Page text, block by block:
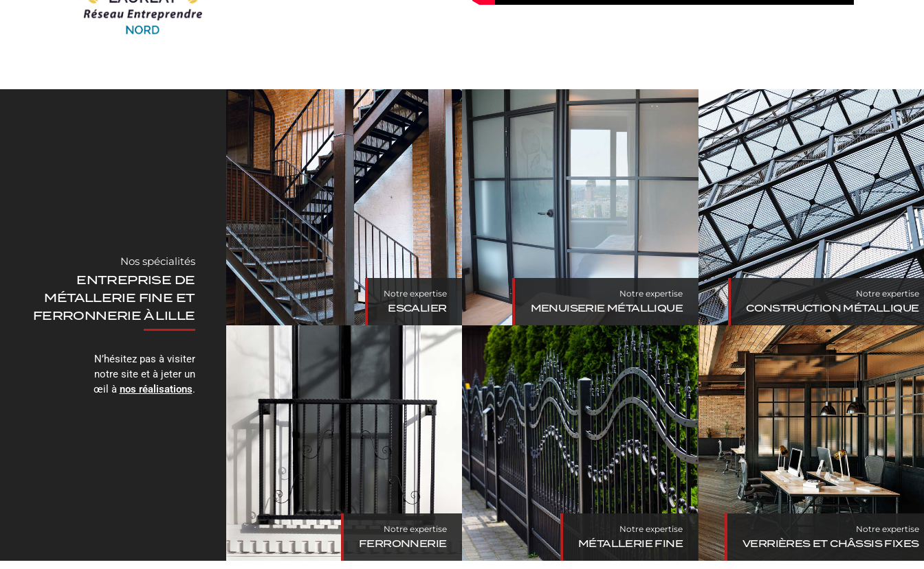
Nos spécialités
ENTREPRISE DE
MÉTALLERIE FINE ET
FERRONNERIE À LILLE
N’hésitez pas à visiter
notre site et à jeter un
œil à nos réalisations.
ESCALIER
Notre expertise
ESCALIER
FERRONNERIE
Notre expertise
FERRONNERIE
MENUISERIE MÉTALLIQUE
Notre expertise
MENUISERIE MÉTALLIQUE
MÉTALLERIE FINE
Notre expertise
MÉTALLERIE FINE
CONSTRUCTION MÉTALLIQUE
Notre expertise
CONSTRUCTION MÉTALLIQUE
VERRIÈRES ET CHÂSSIS FIXES
Notre expertise
VERRIÈRES ET CHÂSSIS FIXES